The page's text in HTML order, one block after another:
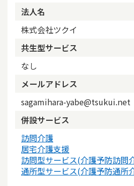
法人名
株式会社ツクイ
共生型サービス
なし
メールアドレス
sagamihara-yabe@tsukui.net
併設サービス
訪問介護
居宅介護支援
訪問型サービス(介護予防訪問
通所型サービス(介護予防通所